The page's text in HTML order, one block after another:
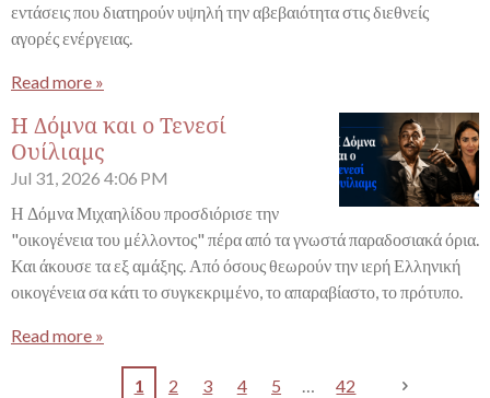
εντάσεις που διατηρούν υψηλή την αβεβαιότητα στις διεθνείς
αγορές ενέργειας.
Read more »
Η Δόμνα και ο Τενεσί
Ουίλιαμς
Jul 31, 2026 4:06 PM
Η Δόμνα Μιχαηλίδου προσδιόρισε την
"οικογένεια του μέλλοντος" πέρα από τα γνωστά παραδοσιακά όρια.
Και άκουσε τα εξ αμάξης. Από όσους θεωρούν την ιερή Ελληνική
οικογένεια σα κάτι το συγκεκριμένο, το απαραβίαστο, το πρότυπο.
Read more »
1 2 3 4 5 42